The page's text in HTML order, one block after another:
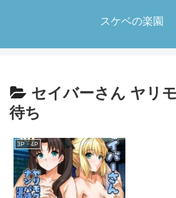
スケベの楽園
セイバーさん ヤリ
待ち
3P・4P